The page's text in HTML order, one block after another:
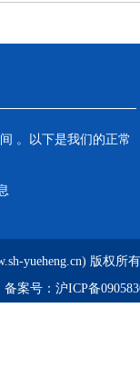
。以下是我们的正常
yueheng.cn) 版权所
备案号： 沪ICP备